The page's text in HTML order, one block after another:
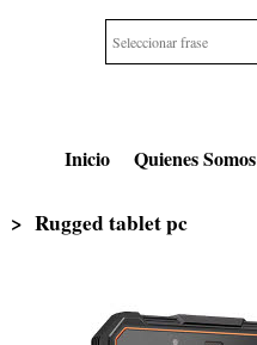
Inicio Quienes Somos
> Rugged tablet pc